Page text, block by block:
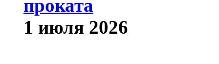
проката
1 июля 2026